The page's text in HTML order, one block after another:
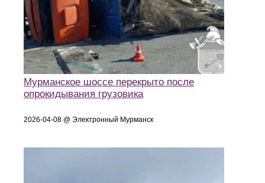
Мурманское шоссе перекрыто после
опрокидывания грузовика
2026-04-08 @ Электронный Мурманск